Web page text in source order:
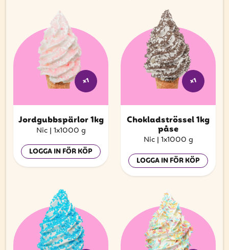
x1
Jordgubbspärlor 1kg
Nic | 1x1000 g
LOGGA IN FÖR KÖP
x1
Chokladströssel 1kg
påse
Nic | 1x1000 g
LOGGA IN FÖR KÖP